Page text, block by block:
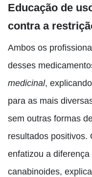
Educação de
contra a
Ambos os
desses
medicinal,
para as mais
sem outras formas
resultados positivos.
enfatizou a
canabinoides,